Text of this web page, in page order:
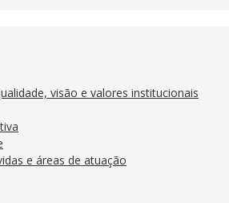
visão e valores institucionais
e áreas de atuação